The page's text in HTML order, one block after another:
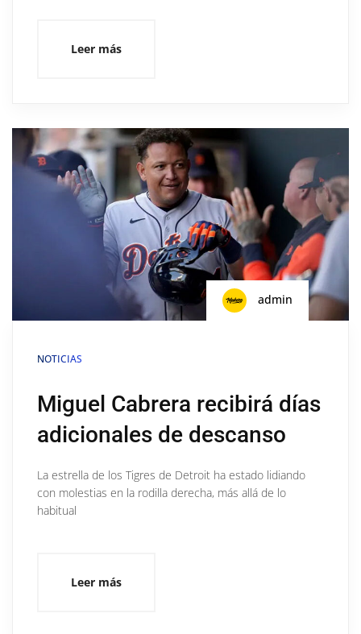
Leer más
admin
NOTICIAS
Miguel Cabrera recibirá días
adicionales de descanso
La estrella de los Tigres de Detroit ha estado lidiando
con molestias en la rodilla derecha, más allá de lo
habitual
Leer más